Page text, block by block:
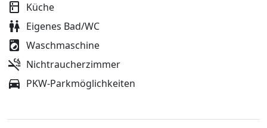
Küche
Eigenes Bad/WC
Waschmaschine
Nichtraucherzimmer
PKW-Parkmöglichkeiten